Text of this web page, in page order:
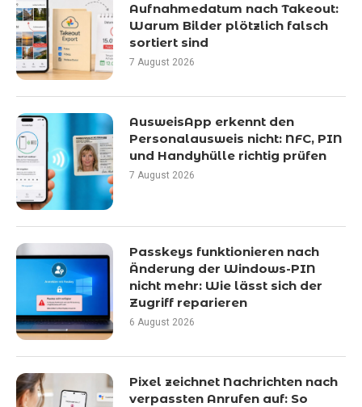
Aufnahmedatum nach Takeout:
Warum Bilder plötzlich falsch
sortiert sind
7 August 2026
AusweisApp erkennt den
Personalausweis nicht: NFC, PIN
und Handyhülle richtig prüfen
7 August 2026
Passkeys funktionieren nach
Änderung der Windows-PIN
nicht mehr: Wie lässt sich der
Zugriff reparieren
6 August 2026
Pixel zeichnet Nachrichten nach
verpassten Anrufen auf: So